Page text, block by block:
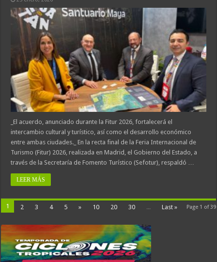
_El acuerdo, anunciado durante la Fitur 2026, fortalecerá el
intercambio cultural y turístico, así como el desarrollo económico
entre ambas ciudades._ En la recta final de la Feria Internacional de
Turismo (Fitur) 2026, realizada en Madrid, el Gobierno del Estado, a
través de la Secretaría de Fomento Turístico (Sefotur), respaldó …
LEER MÁS
Page 1 of 39
1 2 3 4 5 » 10 20 30 ... Last »